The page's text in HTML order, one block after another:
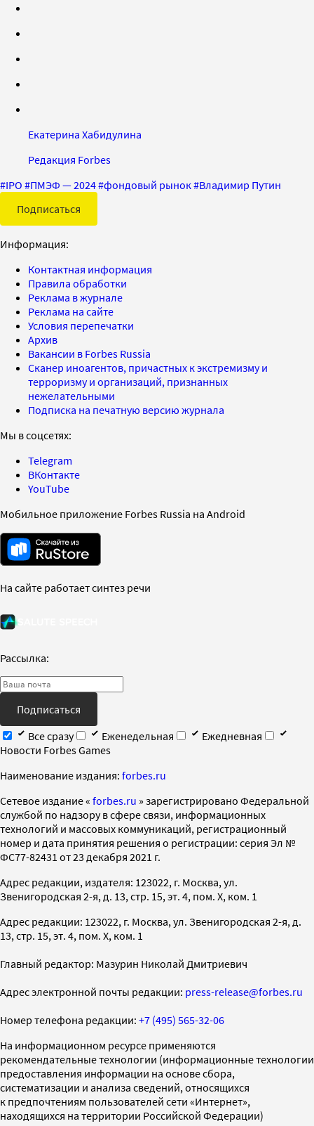
Екатерина Хабидулина
Редакция Forbes
#IPO #ПМЭФ — 2024#фондовый рынок#Владимир Путин
Подписаться
Информация:
Контактная информация
Правила обработки
Реклама в журнале
Реклама на сайте
Условия перепечатки
Архив
Вакансии в Forbes Russia
Сканер иноагентов, причастных к экстремизму и
терроризму и организаций, признанных
нежелательными
Подписка на печатную версию журнала
Мы в соцсетях:
Telegram
ВКонтакте
YouTube
Мобильное приложение Forbes Russia на Android
На сайте работает синтез речи
Рассылка:
Подписаться
Все сразу
Еженедельная
Ежедневная
Новости Forbes Games
Наименование издания: forbes.ru
Cетевое издание « forbes.ru » зарегистрировано Федеральной
службой по надзору в сфере связи, информационных
технологий и массовых коммуникаций, регистрационный
номер и дата принятия решения о регистрации: серия Эл №
ФС77-82431 от 23 декабря 2021 г.
Адрес редакции, издателя: 123022, г. Москва, ул.
Звенигородская 2-я, д. 13, стр. 15, эт. 4, пом. X, ком. 1
Адрес редакции: 123022, г. Москва, ул. Звенигородская 2-я, д.
13, стр. 15, эт. 4, пом. X, ком. 1
Главный редактор: Мазурин Николай Дмитриевич
Адрес электронной почты редакции: press-release@forbes.ru
Номер телефона редакции: +7 (495) 565-32-06
На информационном ресурсе применяются
рекомендательные технологии (информационные технологии
предоставления информации на основе сбора,
систематизации и анализа сведений, относящихся
к предпочтениям пользователей сети «Интернет»,
находящихся на территории Российской Федерации)